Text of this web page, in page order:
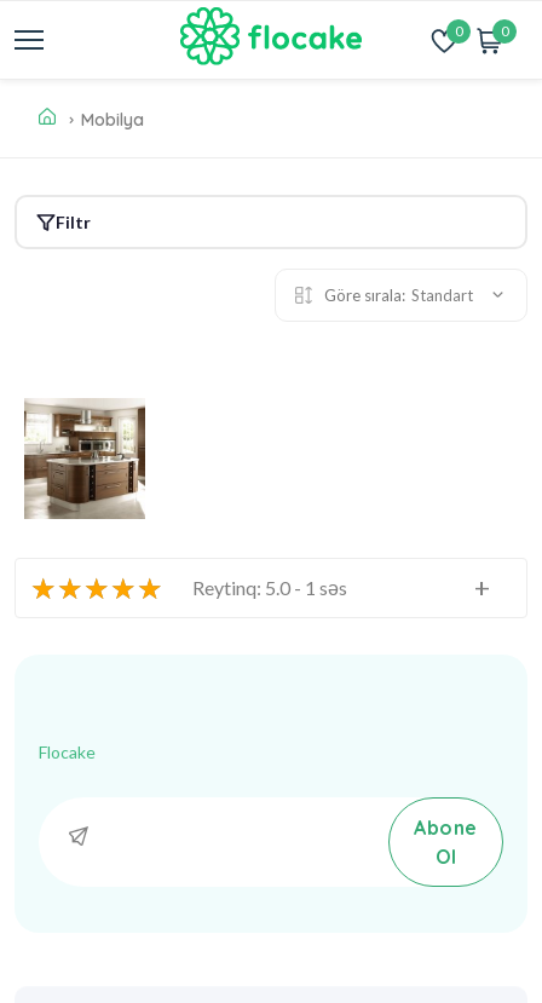
0 0
Mobilya
Filtr
Göre sırala: Standart
★★★★★ Reytinq: 5.0 - 1 səs +
Flocake
Abone
Ol